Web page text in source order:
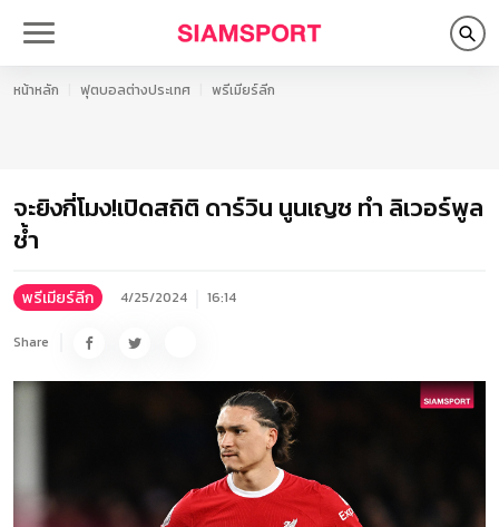
หน้าหลัก ฟุตบอลต่างประเทศ พรีเมียร์ลีก
จะยิงกี่โมง!เปิดสถิติ ดาร์วิน นูนเญซ ทำ ลิเวอร์พูล
ช้ำ
พรีเมียร์ลีก 4/25/2024 16:14
Share